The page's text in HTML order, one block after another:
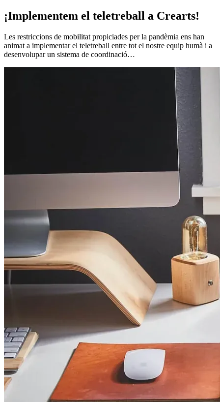
¡Implementem el teletreball a Crearts!
Les restriccions de mobilitat propiciades per la pandèmia ens han
animat a implementar el teletreball entre tot el nostre equip humà i a
desenvolupar un sistema de coordinació…